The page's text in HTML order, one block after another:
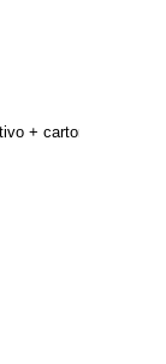
+ cartoni